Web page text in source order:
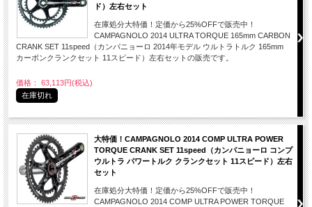
ド）左右セット
在庫処分大特価！定価から25%OFFで販売中！
CAMPAGNOLO 2014 ULTRA TORQUE 165mm CARBON
CRANK SET 11speed（カンパニョーロ 2014年モデル ウルトラトルク 165mm
カーボンクランクセット 11スピード）左右セットの販売です。
価格： 63,113円(税込)
在庫切れ
大特価！CAMPAGNOLO 2014 COMP ULTRA POWER
TORQUE CRANK SET 11speed（カンパニョーロ コンプ
ウルトラ パワートルク クランクセット 11スピード）左右
セット
在庫処分大特価！定価から25%OFFで販売中！
CAMPAGNOLO 2014 COMP ULTRA POWER TORQUE